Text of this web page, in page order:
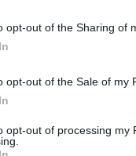
opt-out of the Sharing of
opt-out of the Sale of my
opt-out of processing my
η πιο